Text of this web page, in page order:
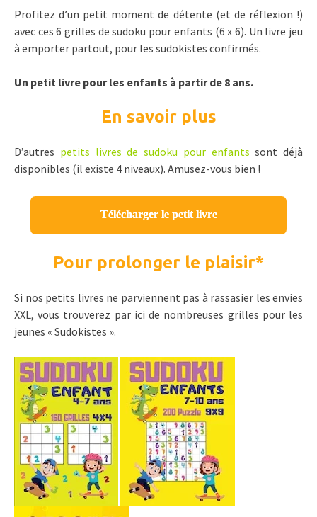
Profitez d’un petit moment de détente (et de réflexion !)
avec ces 6 grilles de sudoku pour enfants (6 x 6). Un livre jeu
à emporter partout, pour les sudokistes confirmés.
Un petit livre pour les enfants à partir de 8 ans.
En savoir plus
D’autres petits livres de sudoku pour enfants sont déjà
disponibles (il existe 4 niveaux). Amusez-vous bien !
Télécharger le petit livre
Pour prolonger le plaisir*
Si nos petits livres ne parviennent pas à rassasier les envies
XXL, vous trouverez par ici de nombreuses grilles pour les
jeunes « Sudokistes ».